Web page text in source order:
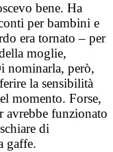
bene. Ha
per bambini e
era tornato – per
moglie,
nominarla, però,
la sensibilità
momento. Forse,
avrebbe funzionato
di
gaffe.